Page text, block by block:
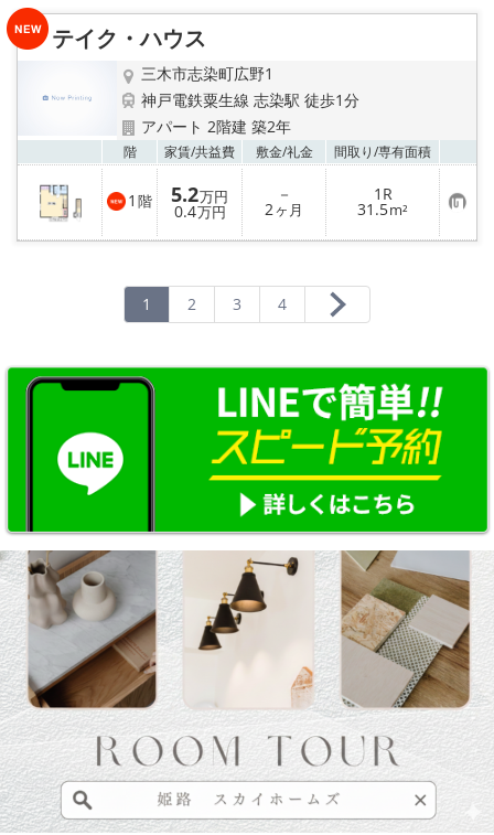
り
テイク・ハウス
三木市志染町広野1
神戸電鉄粟生線 志染駅 徒歩1分
アパート 2階建 築2年
階 家賃/共益費 敷金/礼金 間取り/専有面積
1 階 5.2万円
0.4万円
－
2ヶ月
1R
31.5m² お
気
に
1 2 3 4